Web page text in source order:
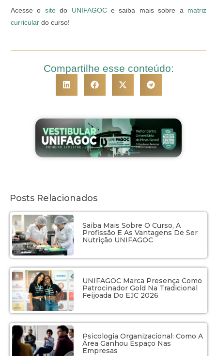
Acesse o sitedo UNIFAGOCe saiba mais sobre a matriz
curricular do curso!
Compartilhe esse conteúdo:
Posts Relacionados
Saiba Mais Sobre O Curso, A
Profissão E As Vantagens De Ser
Nutrição UNIFAGOC
UNIFAGOC Marca Presença Como
Patrocinador Gold Na Tradicional
Feijoada Do EJC 2026
Psicologia Organizacional: Como A
Área Ganhou Espaço Nas
Empresas